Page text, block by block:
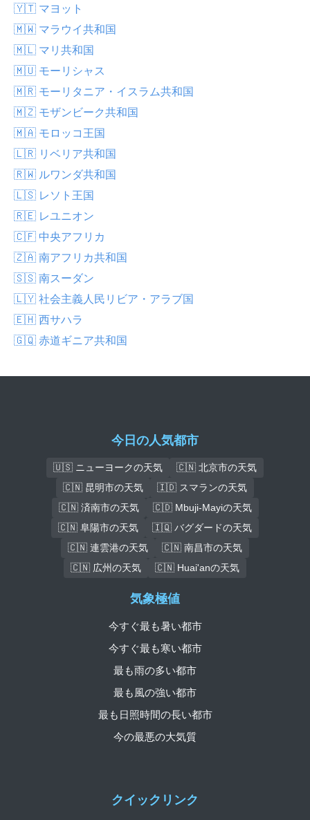
🇾🇹 マヨット
🇲🇼 マラウイ共和国
🇲🇱 マリ共和国
🇲🇺 モーリシャス
🇲🇷 モーリタニア・イスラム共和国
🇲🇿 モザンビーク共和国
🇲🇦 モロッコ王国
🇱🇷 リベリア共和国
🇷🇼 ルワンダ共和国
🇱🇸 レソト王国
🇷🇪 レユニオン
🇨🇫 中央アフリカ
🇿🇦 南アフリカ共和国
🇸🇸 南スーダン
🇱🇾 社会主義人民リビア・アラブ国
🇪🇭 西サハラ
🇬🇶 赤道ギニア共和国
今日の人気都市
🇺🇸 ニューヨークの天気
🇨🇳 北京市の天気
🇨🇳 昆明市の天気
🇮🇩 スマランの天気
🇨🇳 済南市の天気
🇨🇩 Mbuji-Mayiの天気
🇨🇳 阜陽市の天気
🇮🇶 バグダードの天気
🇨🇳 連雲港の天気
🇨🇳 南昌市の天気
🇨🇳 広州の天気
🇨🇳 Huai'anの天気
クイックリンク
気象極値
今すぐ最も暑い都市
今すぐ最も寒い都市
最も雨の多い都市
最も風の強い都市
最も日照時間の長い都市
今の最悪の大気質